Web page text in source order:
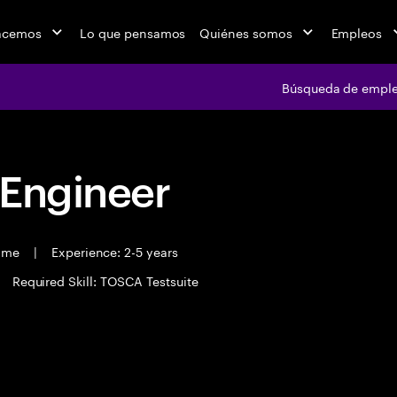
Lo que pensamos Quiénes somos Empleos
Búsqueda de
|
Experience: 2-5 years
Required Skill: TOSCA Testsuite